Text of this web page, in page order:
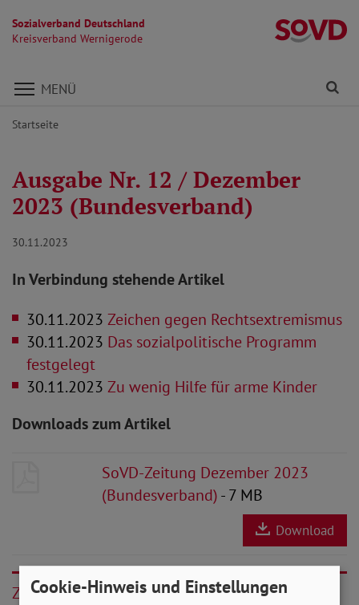
Sozialverband Deutschland
Kreisverband Wernigerode
Direkt zu den Inhalten springen
MENÜ
Startseite
Ausgabe Nr. 12 / Dezember
2023 (Bundesverband)
30.11.2023
In Verbindung stehende Artikel
30.11.2023 Zeichen gegen Rechtsextremismus
30.11.2023 Das sozialpolitische Programm
festgelegt
30.11.2023 Zu wenig Hilfe für arme Kinder
Downloads zum Artikel
SoVD-Zeitung Dezember 2023
(Bundesverband)- 7 MB
Download
Zurück
Cookie-Hinweis und Einstellungen